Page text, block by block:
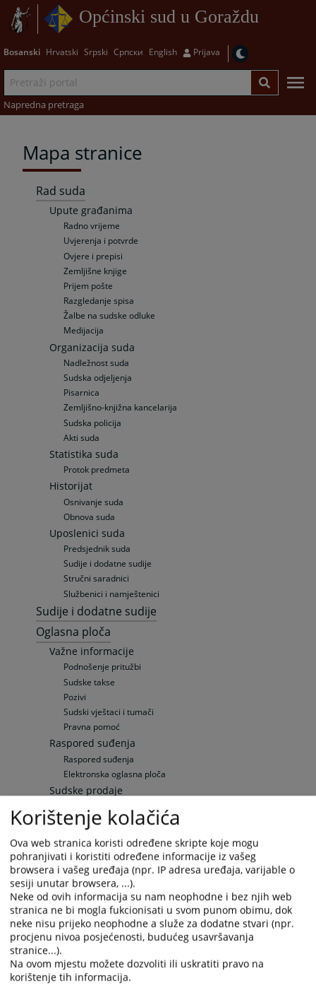
Općinski sud u Goraždu
Bosanski Hrvatski Srpski Српски English Prijava
Napredna pretraga
Mapa stranice
Rad suda
Upute građanima
Radno vrijeme
Uvjerenja i potvrde
Ovjere i prepisi
Zemljišne knjige
Prijem pošte
Razgledanje spisa
Žalbe na sudske odluke
Medijacija
Organizacija suda
Nadležnost suda
Sudska odjeljenja
Pisarnica
Zemljišno-knjižna kancelarija
Sudska policija
Akti suda
Statistika suda
Protok predmeta
Historijat
Osnivanje suda
Obnova suda
Uposlenici suda
Predsjednik suda
Sudije i dodatne sudije
Stručni saradnici
Službenici i namještenici
Sudije i dodatne sudije
Oglasna ploča
Važne informacije
Podnošenje pritužbi
Sudske takse
Pozivi
Sudski vještaci i tumači
Pravna pomoć
Raspored suđenja
Raspored suđenja
Elektronska oglasna ploča
Sudske prodaje
Upražnjene pozicije
Opće informacije
Objavljene pozicije
Privredno odjeljenje
Rješenja o registraciji
Rješenja o brisanju
Stečaj i likvidacija
Vaša pitanja
Često postavljana pitanja
Često postavljana pitanja
Specifična pitanja
Korištenje kolačića
Ova web stranica koristi određene skripte koje mogu
pohranjivati i koristiti određene informacije iz vašeg
browsera i vašeg uređaja (npr. IP adresa uređaja, varijable o
sesiji unutar browsera, ...).
Neke od ovih informacija su nam neophodne i bez njih web
stranica ne bi mogla fukcionisati u svom punom obimu, dok
neke nisu prijeko neophodne a služe za dodatne stvari (npr.
procjenu nivoa posjećenosti, budućeg usavršavanja
stranice...).
Na ovom mjestu možete dozvoliti ili uskratiti pravo na
korištenje tih informacija.